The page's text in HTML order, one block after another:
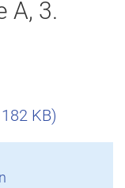
A, 3.
KB)